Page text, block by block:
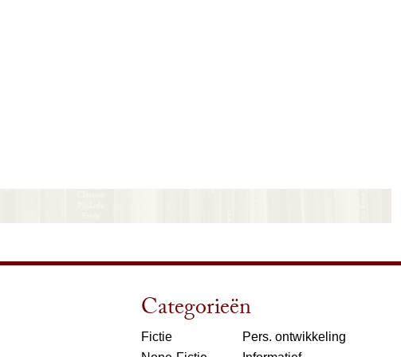
Categorieën
Fictie
Pers. ontwikkeling